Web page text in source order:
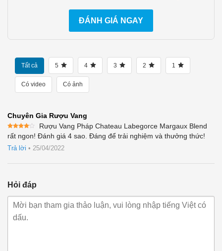
ĐÁNH GIÁ NGAY
Tất cả 5 4 3 2 1
Có video Có ảnh
Chuyên Gia Rượu Vang
Được
xếp
hạng4
5 sao
Rượu Vang Pháp Chateau Labegorce Margaux Blend
rất ngon! Đánh giá 4 sao. Đáng để trải nghiệm và thưởng thức!
Trả lời • 25/04/2022
Hỏi đáp